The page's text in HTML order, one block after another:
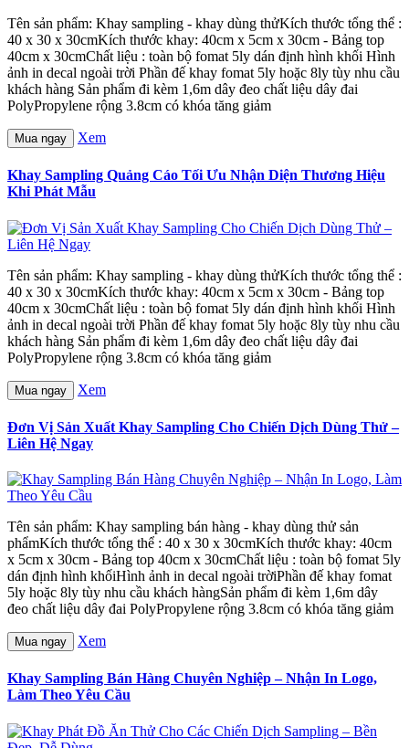
Tên sản phẩm: Khay sampling - khay dùng thửKích thước tổng thể :
40 x 30 x 30cmKích thước khay: 40cm x 5cm x 30cm - Bảng top
40cm x 30cmChất liệu : toàn bộ fomat 5ly dán định hình khối Hình
ảnh in decal ngoài trời Phần đế khay fomat 5ly hoặc 8ly tùy nhu cầu
khách hàng Sản phẩm đi kèm 1,6m dây đeo chất liệu dây đai
PolyPropylene rộng 3.8cm có khóa tăng giảm
Mua ngay Xem
Khay Sampling Quảng Cáo Tối Ưu Nhận Diện Thương Hiệu
Khi Phát Mẫu
Tên sản phẩm: Khay sampling - khay dùng thửKích thước tổng thể :
40 x 30 x 30cmKích thước khay: 40cm x 5cm x 30cm - Bảng top
40cm x 30cmChất liệu : toàn bộ fomat 5ly dán định hình khối Hình
ảnh in decal ngoài trời Phần đế khay fomat 5ly hoặc 8ly tùy nhu cầu
khách hàng Sản phẩm đi kèm 1,6m dây đeo chất liệu dây đai
PolyPropylene rộng 3.8cm có khóa tăng giảm
Mua ngay Xem
Đơn Vị Sản Xuất Khay Sampling Cho Chiến Dịch Dùng Thử –
Liên Hệ Ngay
Tên sản phẩm: Khay sampling bán hàng - khay dùng thử sản
phẩmKích thước tổng thể : 40 x 30 x 30cmKích thước khay: 40cm
x 5cm x 30cm - Bảng top 40cm x 30cmChất liệu : toàn bộ fomat 5ly
dán định hình khốiHình ảnh in decal ngoài trờiPhần đế khay fomat
5ly hoặc 8ly tùy nhu cầu khách hàngSản phẩm đi kèm 1,6m dây
đeo chất liệu dây đai PolyPropylene rộng 3.8cm có khóa tăng giảm
Mua ngay Xem
Khay Sampling Bán Hàng Chuyên Nghiệp – Nhận In Logo,
Làm Theo Yêu Cầu